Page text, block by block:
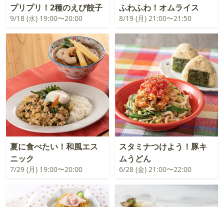
プリプリ！2種のえび餃子
9/18 (水) 19:00〜20:00
ふわふわ！オムライス
8/19 (月) 21:00〜21:50
夏に食べたい！和風エス
ニック
7/29 (月) 19:00〜20:00
スタミナつけよう！豚キ
ムうどん
6/28 (金) 21:00〜22:00